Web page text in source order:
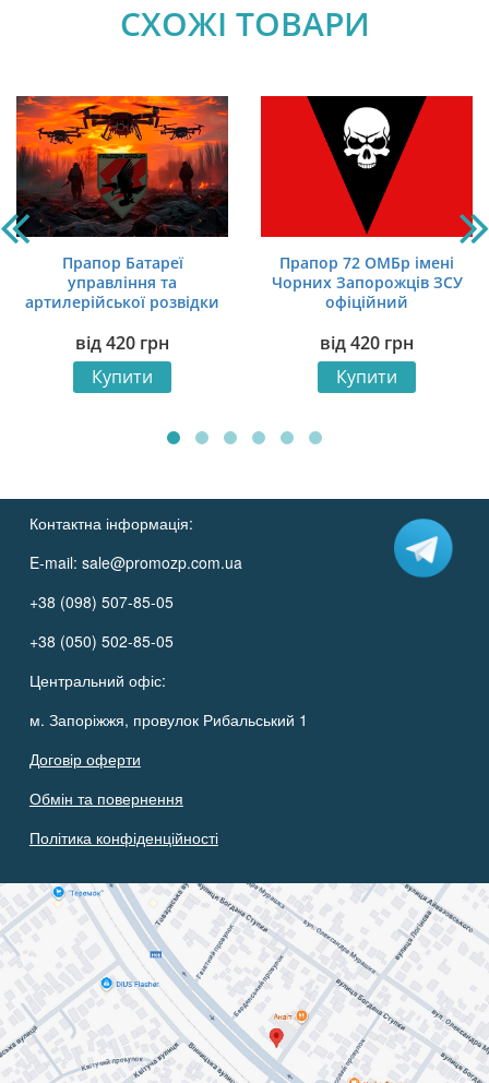
СХОЖІ ТОВАРИ
Прапор Батареї
управління та
артилерійської розвідки
дрони
від420 грн
Купити
Прапор 72 ОМБр імені
Чорних Запорожців ЗСУ
офіційний
від420 грн
Купити
Контактна інформація:
E-mail: sale@promozp.com.ua
+38 (098) 507-85-05
+38 (050) 502-85-05
Центральний офіс:
м. Запоріжжя, провулок Рибальський 1
Договір оферти
Обмін та повернення
Політика конфіденційності